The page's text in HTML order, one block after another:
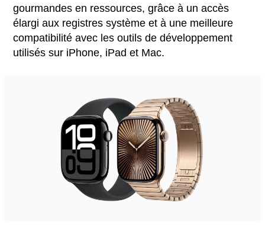
gourmandes en ressources, grâce à un accès
élargi aux registres système et à une meilleure
compatibilité avec les outils de développement
utilisés sur iPhone, iPad et Mac.